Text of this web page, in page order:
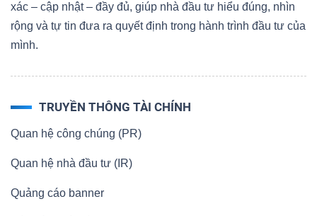
xác – cập nhật – đầy đủ, giúp nhà đầu tư hiểu đúng, nhìn
rộng và tự tin đưa ra quyết định trong hành trình đầu tư của
mình.
TRUYỀN THÔNG TÀI CHÍNH
Quan hệ công chúng (PR)
Quan hệ nhà đầu tư (IR)
Quảng cáo banner